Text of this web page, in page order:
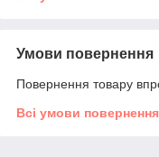
Умови повернення
Повернення товару
Всі умови повернення